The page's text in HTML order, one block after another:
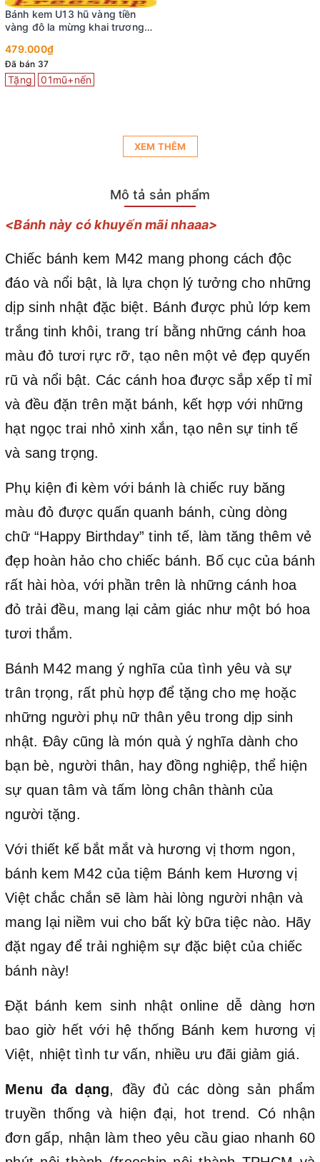
Bánh kem U13 hũ vàng tiền
vàng đô la mừng khai trương
479.000₫
Đã bán 37
Tặng 01mũ+nến
XEM THÊM
Mô tả sản phẩm
<Bánh này có khuyến mãi nhaaa>
Chiếc bánh kem M42 mang phong cách độc
đáo và nổi bật, là lựa chọn lý tưởng cho những
dịp sinh nhật đặc biệt. Bánh được phủ lớp kem
trắng tinh khôi, trang trí bằng những cánh hoa
màu đỏ tươi rực rỡ, tạo nên một vẻ đẹp quyến
rũ và nổi bật. Các cánh hoa được sắp xếp tỉ mỉ
và đều đặn trên mặt bánh, kết hợp với những
hạt ngọc trai nhỏ xinh xắn, tạo nên sự tinh tế
và sang trọng.
Phụ kiện đi kèm với bánh là chiếc ruy băng
màu đỏ được quấn quanh bánh, cùng dòng
chữ “Happy Birthday” tinh tế, làm tăng thêm vẻ
đẹp hoàn hảo cho chiếc bánh. Bố cục của bánh
rất hài hòa, với phần trên là những cánh hoa
đỏ trải đều, mang lại cảm giác như một bó hoa
tươi thắm.
Bánh M42 mang ý nghĩa của tình yêu và sự
trân trọng, rất phù hợp để tặng cho mẹ hoặc
những người phụ nữ thân yêu trong dịp sinh
nhật. Đây cũng là món quà ý nghĩa dành cho
bạn bè, người thân, hay đồng nghiệp, thể hiện
sự quan tâm và tấm lòng chân thành của
người tặng.
Với thiết kế bắt mắt và hương vị thơm ngon,
bánh kem M42 của tiệm Bánh kem Hương vị
Việt chắc chắn sẽ làm hài lòng người nhận và
mang lại niềm vui cho bất kỳ bữa tiệc nào. Hãy
đặt ngay để trải nghiệm sự đặc biệt của chiếc
bánh này!
Đặt bánh kem sinh nhật online dễ dàng hơn
bao giờ hết với hệ thống Bánh kem hương vị
Việt, nhiệt tình tư vấn, nhiều ưu đãi giảm giá.
Menu đa dạng, đầy đủ các dòng sản phẩm
truyền thống và hiện đại, hot trend. Có nhận
đơn gấp, nhận làm theo yêu cầu giao nhanh 60